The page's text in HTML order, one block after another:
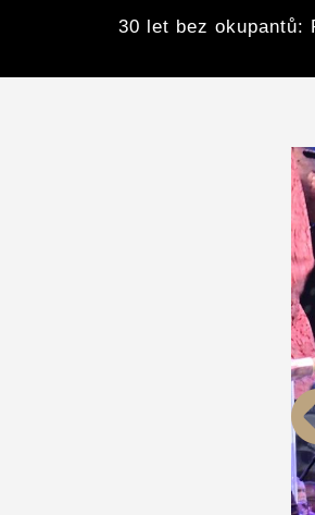
30 let bez okupantů: